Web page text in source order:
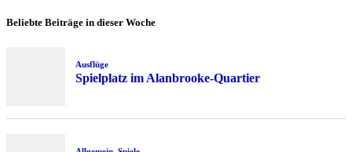
Beliebte Beiträge in dieser Woche
Ausflüge
Spielplatz im Alanbrooke-Quartier